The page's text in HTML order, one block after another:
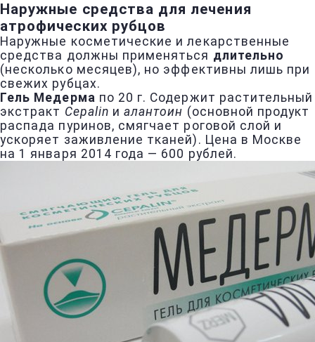
Наружные средства для лечения
атрофических рубцов
Наружные косметические и лекарственные
средства должны применяться длительно
(несколько месяцев), но эффективны лишь при
свежих рубцах.
Гель Медерма по 20 г. Содержит растительный
экстракт Cepalin иалантоин (основной продукт
распада пуринов, смягчает роговой слой и
ускоряет заживление тканей). Цена в Москве
на 1 января 2014 года — 600 рублей.